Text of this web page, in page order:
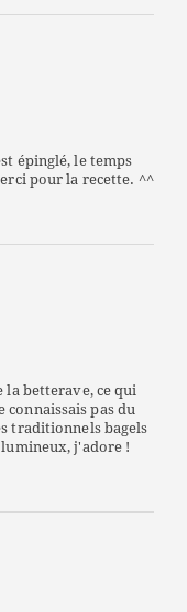
épinglé, le temps
pour la recette. ^^
la betterave, ce qui
connaissais pas du
traditionnels bagels
lumineux, j'adore !